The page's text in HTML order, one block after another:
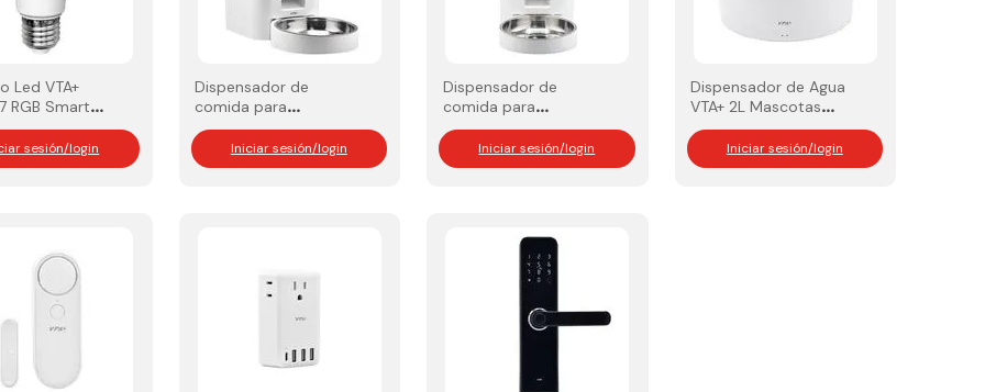
Led VTA+
RGB Smart
sesión/login
Dispensador de
comida para
mascotas VTA+ Lite 2
Iniciar sesión/login
Dispensador de
comida para
mascotas VTA+ Lite
Iniciar sesión/login
Dispensador de Agua
VTA+ 2L Mascotas
Smart Home
Iniciar sesión/login